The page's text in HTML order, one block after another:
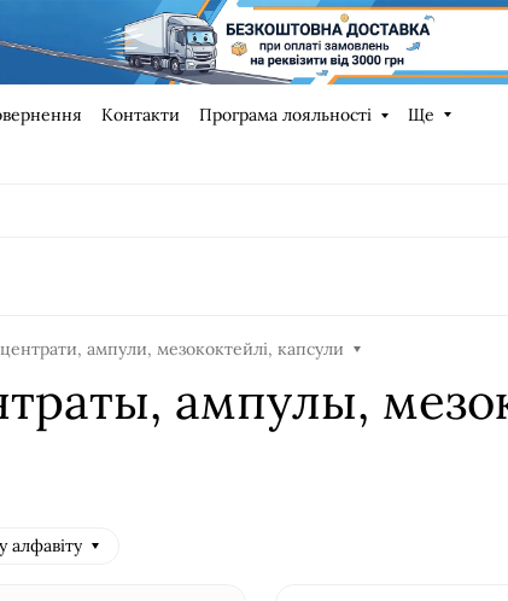
Контакти Програма лояльності Ще
ампули, мезококтейлі, капсули
ампулы,
алфавіту